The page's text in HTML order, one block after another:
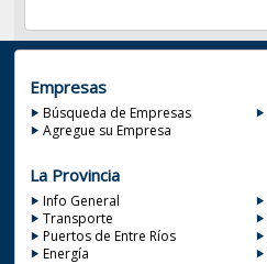
Empresas
Búsqueda de Empresas
Agregue su Empresa
La Provincia
Info General
Transporte
Puertos de Entre Ríos
Energía